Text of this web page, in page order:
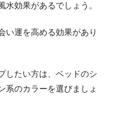
効果があるでしょう。
い運を高める効果があり
したい方は、ベッドのシ
系のカラーを選びましょ